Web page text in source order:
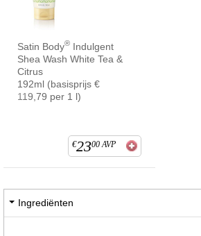
Satin Body® Indulgent
Shea Wash White Tea &
Citrus
192ml (basisprijs €
119,79 per 1 l)
€2300 AVP
Ingrediënten